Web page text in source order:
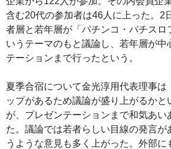
含む20代の参加者は46人に上った。2
者層と若年層が「パチンコ・パチスロ
いうテーマのもと議論し、若年層が中
テーションまで行ったという。
夏季合宿について金光淳用代表理事は
ップがあるため議論が盛り上がるかと
が、プレゼンテーションまで和気あい
た。議論では若者らしい目線の発言が
うような意見も多く上がった。外部に